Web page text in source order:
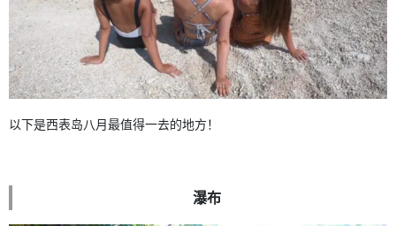
以下是西表岛八月最值得一去的地方！
瀑布